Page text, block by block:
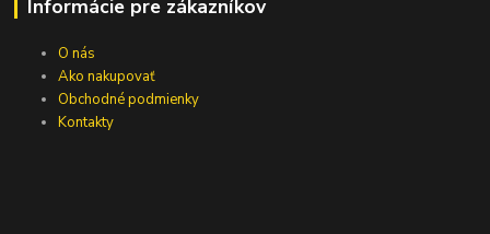
Informácie pre zákazníkov
O nás
Ako nakupovať
Obchodné podmienky
Kontakty